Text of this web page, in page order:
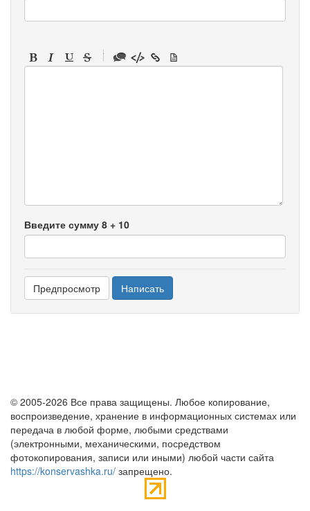
-
-
Введите сумму 8 + 10
© 2005-2026 Все права защищены. Любое копирование,
воспроизведение, хранение в информационных системах или
передача в любой форме, любыми средствами
(электронными, механическими, посредством
фотокопирования, записи или иными) любой части сайта
https://konservashka.ru/ запрещено.